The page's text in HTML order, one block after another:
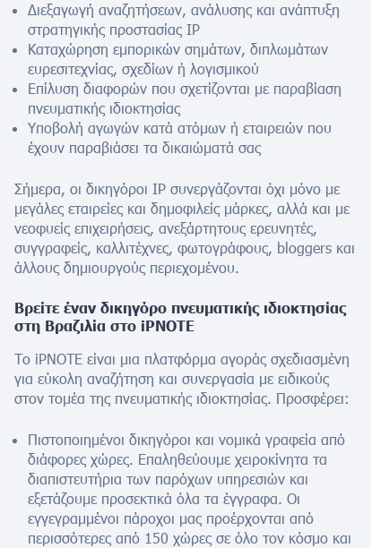
Διεξαγωγή αναζητήσεων, ανάλυσης και ανάπτυξη
στρατηγικής προστασίας IP
Καταχώρηση εμπορικών σημάτων, διπλωμάτων
ευρεσιτεχνίας, σχεδίων ή λογισμικού
Επίλυση διαφορών που σχετίζονται με παραβίαση
πνευματικής ιδιοκτησίας
Υποβολή αγωγών κατά ατόμων ή εταιρειών που
έχουν παραβιάσει τα δικαιώματά σας
Σήμερα, οι δικηγόροι IP συνεργάζονται όχι μόνο με
μεγάλες εταιρείες και δημοφιλείς μάρκες, αλλά και με
νεοφυείς επιχειρήσεις, ανεξάρτητους ερευνητές,
συγγραφείς, καλλιτέχνες, φωτογράφους, bloggers και
άλλους δημιουργούς περιεχομένου.
Βρείτε έναν δικηγόρο πνευματικής ιδιοκτησίας
στη Βραζιλία στο iPNOTE
Το iPNOTE είναι μια πλατφόρμα αγοράς σχεδιασμένη
για εύκολη αναζήτηση και συνεργασία με ειδικούς
στον τομέα της πνευματικής ιδιοκτησίας. Προσφέρει:
Πιστοποιημένοι δικηγόροι και νομικά γραφεία από
διάφορες χώρες. Επαληθεύουμε χειροκίνητα τα
διαπιστευτήρια των παρόχων υπηρεσιών και
εξετάζουμε προσεκτικά όλα τα έγγραφα. Οι
εγγεγραμμένοι πάροχοι μας προέρχονται από
περισσότερες από 150 χώρες σε όλο τον κόσμο και